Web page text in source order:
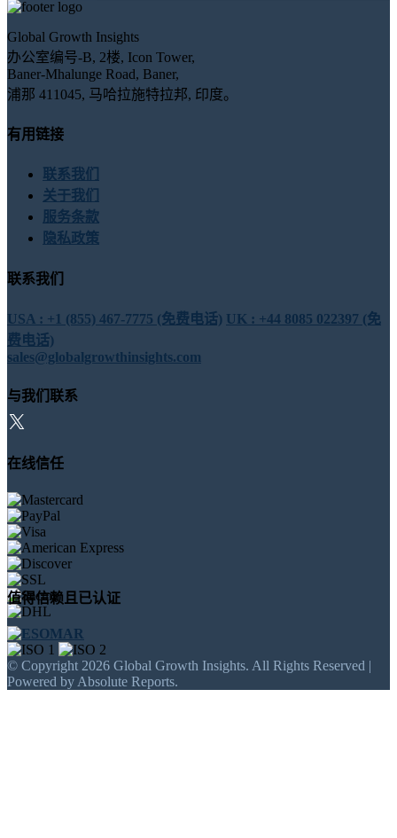
Global Growth Insights
办公室编号-B, 2楼, Icon Tower,
Baner-Mhalunge Road, Baner,
浦那 411045, 马哈拉施特拉邦, 印度。
有用链接
联系我们
关于我们
服务条款
隐私政策
联系我们
USA : +1 (855) 467-7775 (免费电话) UK : +44 8085 022397 (免
费电话)
sales@globalgrowthinsights.com
与我们联系
在线信任
值得信赖且已认证
© Copyright 2026 Global Growth Insights. All Rights Reserved |
Powered by Absolute Reports.